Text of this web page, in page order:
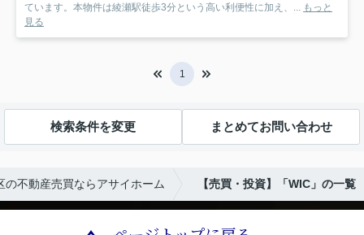
ています。本物件は綾瀬駅徒歩3分という高い利便性に加え、...
もっと
見る
1
検索条件を変更 まとめてお問い合わせ
不動産売買ならアサイホーム 【売買・投資】「WIC」の一覧